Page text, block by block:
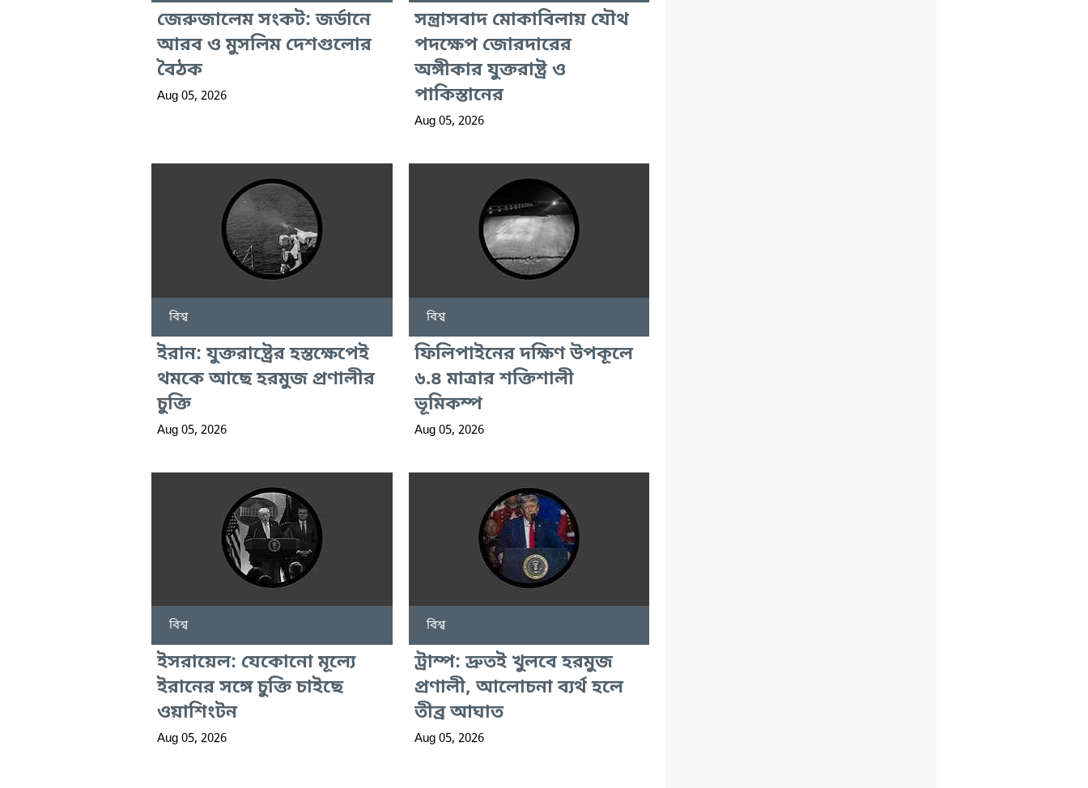
জেরুজালেম সংকট: জর্ডানে
আরব ও মুসলিম দেশগুলোর
বৈঠক
Aug 05, 2026
সন্ত্রাসবাদ মোকাবিলায় যৌথ
পদক্ষেপ জোরদারের
অঙ্গীকার যুক্তরাষ্ট্র ও
পাকিস্তানের
Aug 05, 2026
বিশ্ব
ইরান: যুক্তরাষ্ট্রের হস্তক্ষেপেই
থমকে আছে হরমুজ প্রণালীর
চুক্তি
Aug 05, 2026
বিশ্ব
ফিলিপাইনের দক্ষিণ উপকূলে
৬.৪ মাত্রার শক্তিশালী
ভূমিকম্প
Aug 05, 2026
বিশ্ব
ইসরায়েল: যেকোনো মূল্যে
ইরানের সঙ্গে চুক্তি চাইছে
ওয়াশিংটন
Aug 05, 2026
বিশ্ব
ট্রাম্প: দ্রুতই খুলবে হরমুজ
প্রণালী, আলোচনা ব্যর্থ হলে
তীব্র আঘাত
Aug 05, 2026